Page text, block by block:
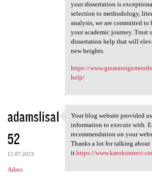
your dissertation is
selection to methodology,
analysis, we are committed
your academic journey. Trust
dissertation help that will
new heights.
https://
help/
adamslisa1
52
12.07.2023
Adres
Your blog website
Your blog website provided
information to execute with.
recommendation on your
Thanks a lot for talking about
it.https://